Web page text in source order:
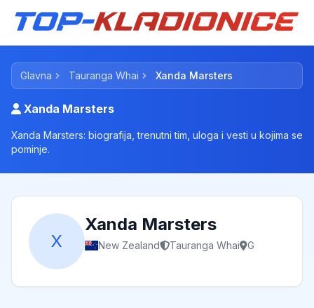
Glavna Tauranga Whai Xanda Marsters
Xanda Marsters
Xanda Marsters: biografija, trenutni tim, uloga i vesti u kojima se
pominje.
X
Xanda Marsters
New Zealand Tauranga Whai G